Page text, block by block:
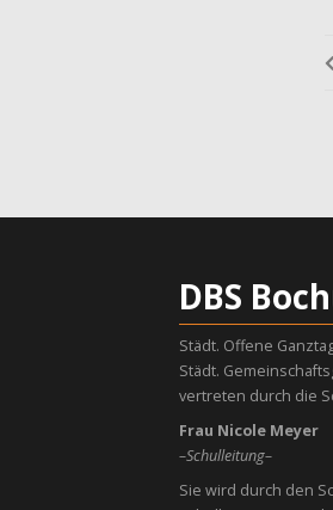
DBS
Städt. Offene
Städt.
vertreten durch die
Frau Nicole Meyer
–Schulleitung–
Sie wird durch den